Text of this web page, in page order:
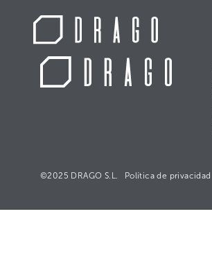
©2025 DRAGO S.L. Política de privacidad